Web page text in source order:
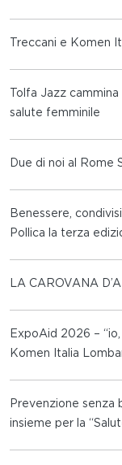
Treccani e Komen
Tolfa Jazz
salute femminile
Due di noi al Rome
Benessere,
Pollica la terza
LA CAROVANA
ExpoAid 2026 –
Komen Italia
Prevenzione senza
insieme per la